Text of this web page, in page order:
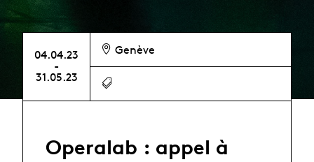
04.04.23
-
31.05.23
Genève
Operalab : appel à